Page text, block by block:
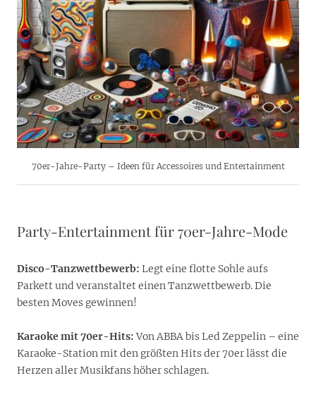
70er-Jahre-Party – Ideen für Accessoires und Entertainment
Party-Entertainment für 70er-Jahre-Mode
Disco-Tanzwettbewerb: Legt eine flotte Sohle aufs
Parkett und veranstaltet einen Tanzwettbewerb. Die
besten Moves gewinnen!
Karaoke mit 70er-Hits:Von ABBA bis Led Zeppelin – eine
Karaoke-Station mit den größten Hits der 70er lässt die
Herzen aller Musikfans höher schlagen.